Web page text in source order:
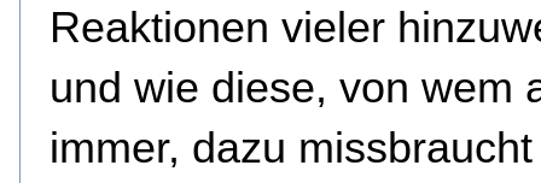
Reaktionen vieler
und wie diese, von wem
immer, dazu missbraucht